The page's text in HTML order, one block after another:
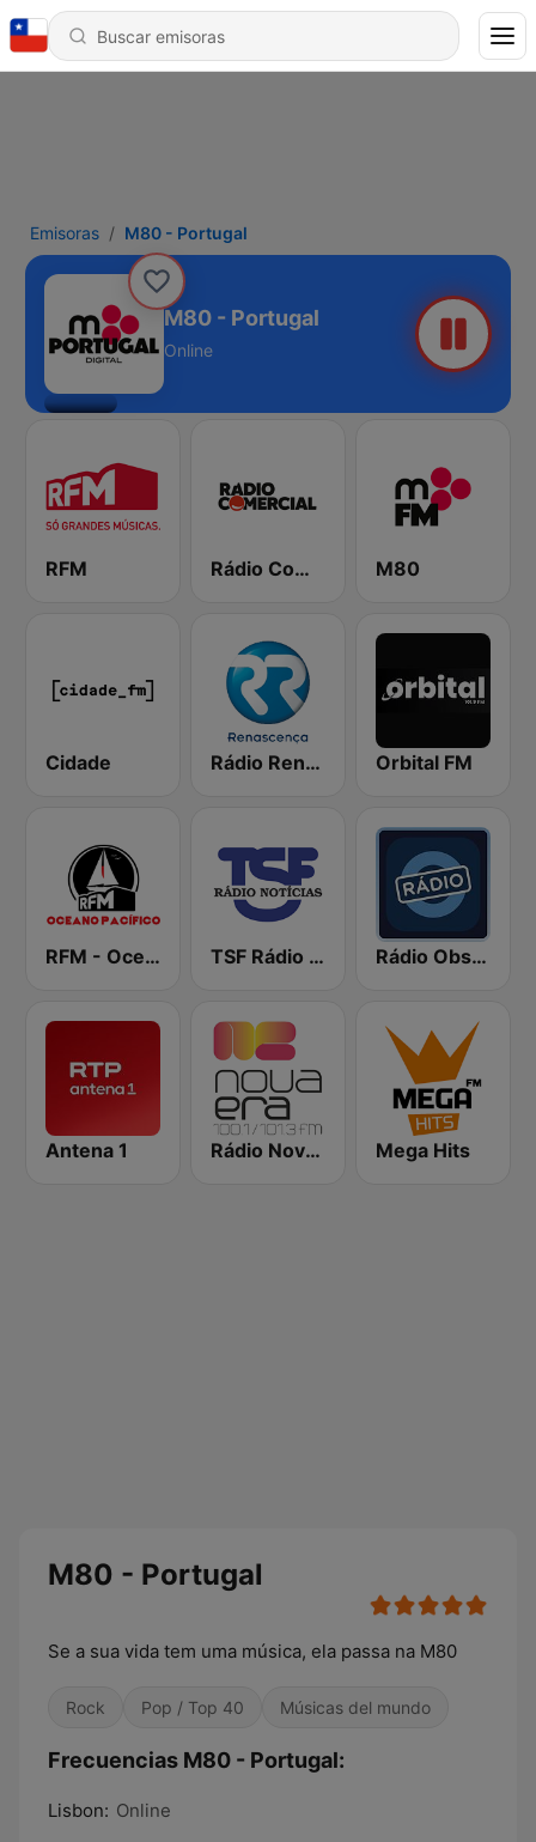
Emisoras M80 - Portugal
M80 - Portugal
Online
RFM Rádio Comercial M80
Cidade Rádio Renascença Orbital FM
RFM - Oceano Pacífico Online TSF Rádio Notícias Rádio Observador
Antena 1 Rádio Nova Era Mega Hits
M80 - Portugal
Se a sua vida tem uma música, ela passa na M80
Rock Pop / Top 40 Músicas del mundo
Frecuencias M80 - Portugal:
Lisbon: Online